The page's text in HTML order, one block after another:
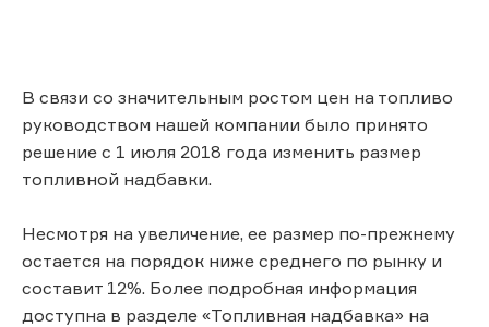
В связи со значительным ростом цен на топливо
руководством нашей компании было принято
решение с 1 июля 2018 года изменить размер
топливной надбавки.
Несмотря на увеличение, ее размер по-прежнему
остается на порядок ниже среднего по рынку и
составит 12%. Более подробная информация
доступна в разделе «Топливная надбавка» на